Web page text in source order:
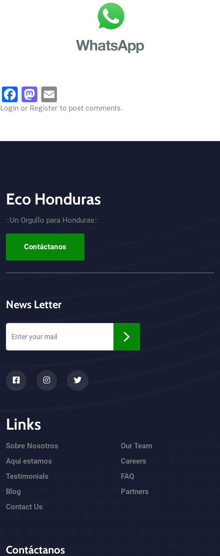
Facebook
Mastodon
Login or Register to post comments.
CTA - Footer
Eco Honduras
::Un Orgullo para Honduras::
Contáctanos
News Letter
Links
Sobre Nosotros
Aquí estamos
Testimonials
Blog
Contact Us
Our Team
Careers
FAQ
Partners
Contáctanos